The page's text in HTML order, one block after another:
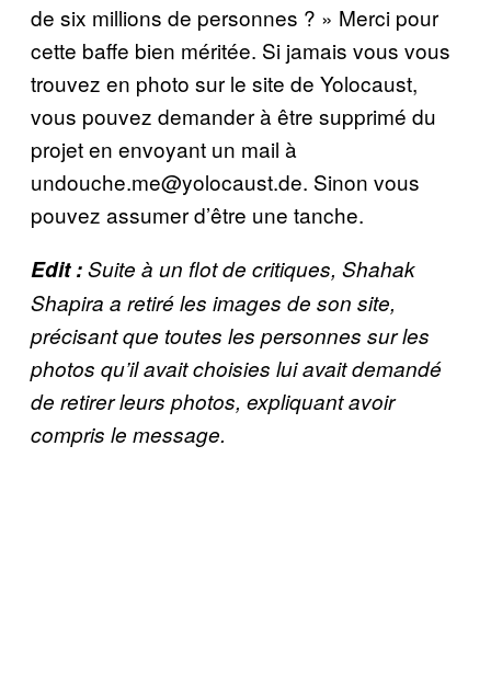
de six millions de personnes ? » Merci pour
cette baffe bien méritée. Si jamais vous vous
trouvez en photo sur le site de Yolocaust,
vous pouvez demander à être supprimé du
projet en envoyant un mail à
undouche.me@yolocaust.de. Sinon vous
pouvez assumer d’être une tanche.
Edit :Suite à un flot de critiques, Shahak
Shapira a retiré les images de son site,
précisant que toutes les personnes sur les
photos qu’il avait choisies lui avait demandé
de retirer leurs photos, expliquant avoir
compris le message.